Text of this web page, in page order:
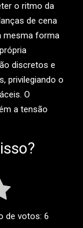
o ritmo da
de cena
mesma forma
discretos e
privilegiando o
O
a tensão
de votos: 6